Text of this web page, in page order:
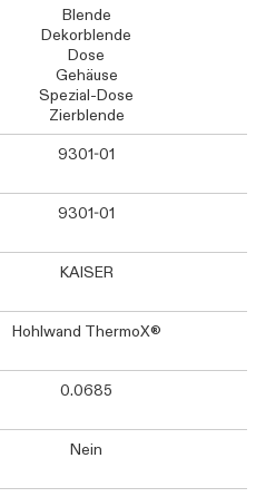
Blende
Dekorblende
Dose
Gehäuse
Spezial-Dose
Zierblende
9301-01
9301-01
KAISER
Hohlwand ThermoX®
0.0685
Nein